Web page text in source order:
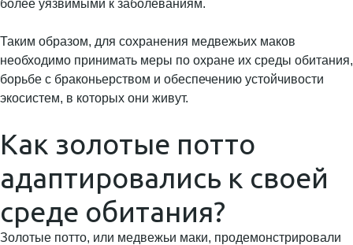
более уязвимыми к заболеваниям.
Таким образом, для сохранения медвежьих маков
необходимо принимать меры по охране их среды обитания,
борьбе с браконьерством и обеспечению устойчивости
экосистем, в которых они живут.
Как золотые потто
адаптировались к своей
среде обитания?
Золотые потто, или медвежьи маки, продемонстрировали